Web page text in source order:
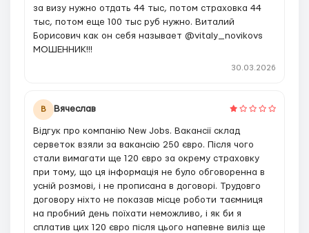
за визу нужно отдать 44 тыс, потом страховка 44
тыс, потом еще 100 тыс руб нужно. Виталий
Борисович как он себя называет @vitaly_novikovs
МОШЕННИК!!!
30.03.2026
В Вячеслав
Відгук про компанію New Jobs. Вакансії склад
серветок взяли за вакансію 250 євро. Після чого
стали вимагати ще 120 євро за окрему страховку
при тому, що ця інформація не було обговоренна в
усній розмові, і не прописана в договорі. Трудовго
договору ніхто не показав місце роботи таємниця
на пробний день поїхати неможливо, і як би я
сплатив цих 120 євро після цього напевне виліз ще